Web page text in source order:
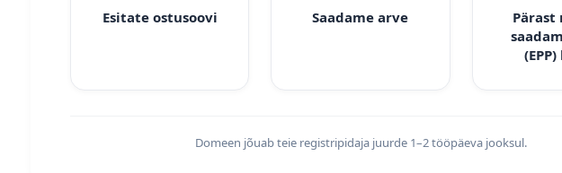
Esitate ostusoovi Saadame arve
Pärast
Domeen jõuab teie registripidaja juurde 1–2 tööpäeva jooksul.